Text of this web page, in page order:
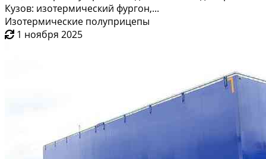
Кузов: изотермический фургон,...
Изотермические полуприцепы
1 ноября 2025